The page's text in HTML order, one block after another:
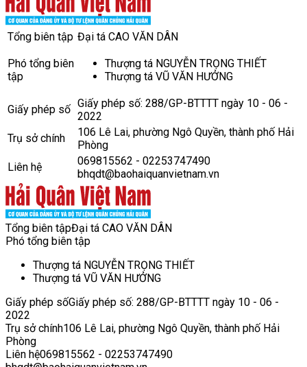
Tổng biên tập Đại tá CAO VĂN DÂN
Phó tổng biên
tập
Thượng tá NGUYỄN TRỌNG THIẾT
Thượng tá VŨ VĂN HƯỞNG
Giấy phép số Giấy phép số: 288/GP-BTTTT ngày 10 - 06 -
2022
Trụ sở chính
106 Lê Lai, phường Ngô Quyền, thành phố Hải
Phòng
Liên hệ
069815562 - 02253747490
bhqdt@baohaiquanvietnam.vn
Tổng biên tậpĐại tá CAO VĂN DÂN
Phó tổng biên tập
Thượng tá NGUYỄN TRỌNG THIẾT
Thượng tá VŨ VĂN HƯỞNG
Giấy phép sốGiấy phép số: 288/GP-BTTTT ngày 10 - 06 -
2022
Trụ sở chính106 Lê Lai, phường Ngô Quyền, thành phố Hải
Phòng
Liên hệ069815562 - 02253747490